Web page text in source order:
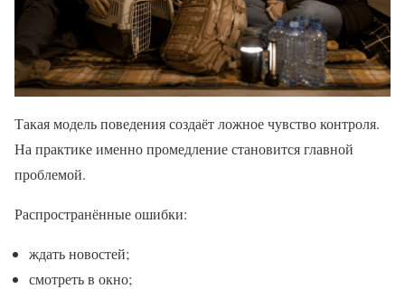
Такая модель поведения создаёт ложное чувство контроля.
На практике именно промедление становится главной
проблемой.
Распространённые ошибки:
ждать новостей;
смотреть в окно;